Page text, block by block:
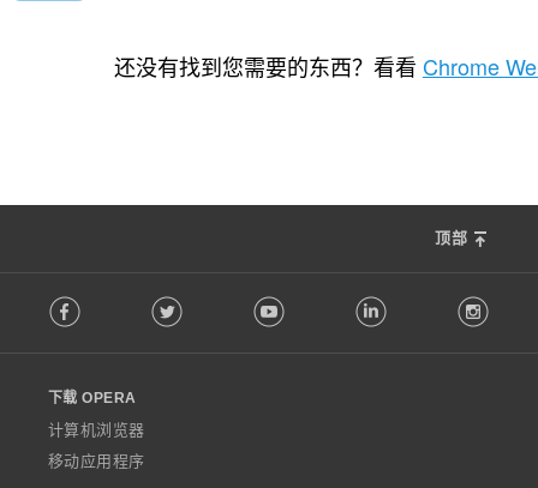
还没有找到您需要的东西？看看 Chrome
顶部
o
w
O
p
e
Facebook Twitter Youtube LinkedIn
下载 OPERA
计算机浏览器
移动应用程序